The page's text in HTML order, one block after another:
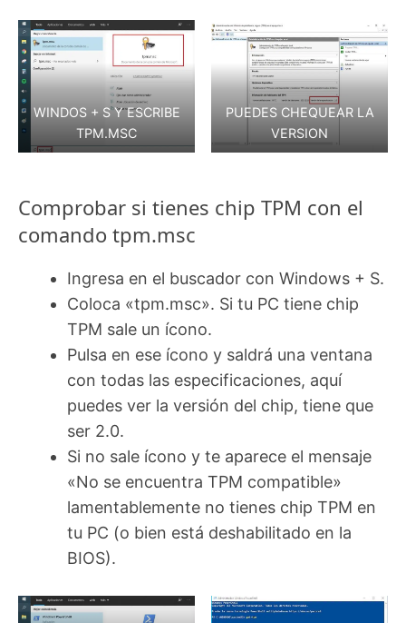
WINDOS + S Y ESCRIBE
TPM.MSC
PUEDES CHEQUEAR LA
VERSION
Comprobar si tienes chip TPM con el
comando tpm.msc
Ingresa en el buscador con Windows + S.
Coloca «tpm.msc». Si tu PC tiene chip
TPM sale un ícono.
Pulsa en ese ícono y saldrá una ventana
con todas las especificaciones, aquí
puedes ver la versión del chip, tiene que
ser 2.0.
Si no sale ícono y te aparece el mensaje
«No se encuentra TPM compatible»
lamentablemente no tienes chip TPM en
tu PC (o bien está deshabilitado en la
BIOS).